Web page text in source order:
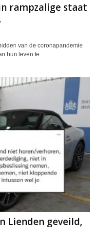
rampzalige staat
van de coronapandemie
hun leven te...
Lienden geveild,